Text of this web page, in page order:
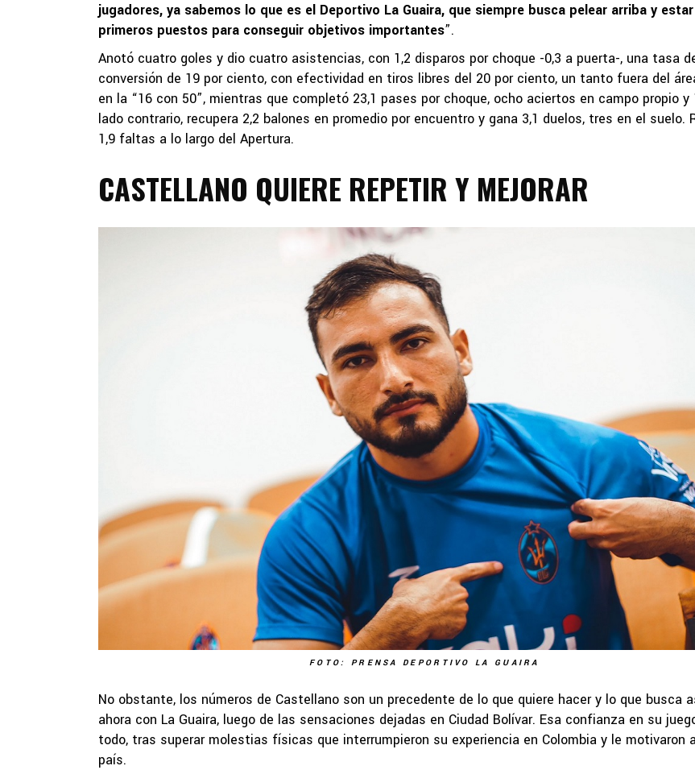
jugadores, ya sabemos lo que es el Deportivo La Guaira, que siempre busca pelear arriba y
primeros puestos para conseguir objetivos importantes”.
Anotó cuatro goles y dio cuatro asistencias, con 1,2 disparos por choque -0,3 a puerta-, una tasa
conversión de 19 por ciento, con efectividad en tiros libres del 20 por ciento, un tanto fuera del
en la “16 con 50”, mientras que completó 23,1 pases por choque, ocho aciertos en campo propio y
lado contrario, recupera 2,2 balones en promedio por encuentro y gana 3,1 duelos, tres en el suelo.
1,9 faltas a lo largo del Apertura.
CASTELLANO QUIERE REPETIR Y MEJORAR
FOTO: PRENSA DEPORTIVO LA GUAIRA
No obstante, los números de Castellano son un precedente de lo que quiere hacer y lo que busca
ahora con La Guaira, luego de las sensaciones dejadas en Ciudad Bolívar. Esa confianza en su
todo, tras superar molestias físicas que interrumpieron su experiencia en Colombia y le motivaron
país.